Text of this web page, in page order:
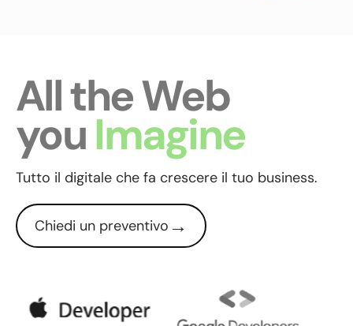
All the Web
youImagine
Tutto il digitale che fa crescere il tuo business.
Chiedi un preventivo →